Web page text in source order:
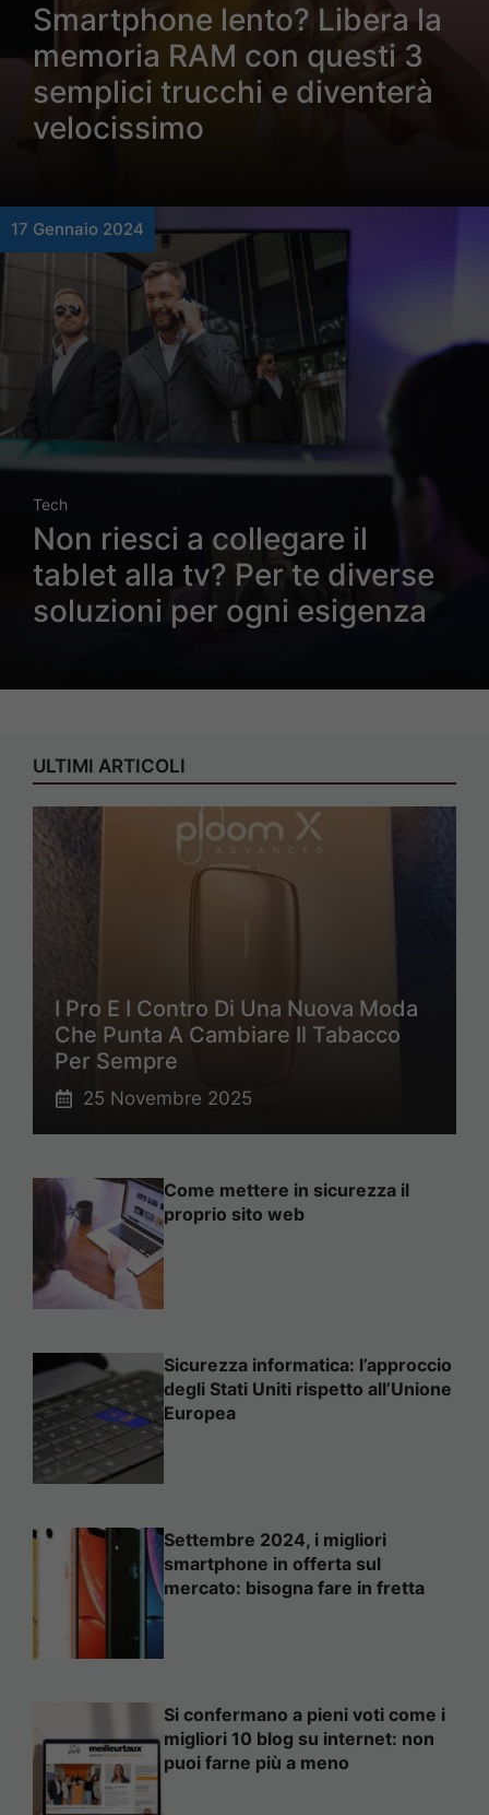
Smartphone lento? Libera la
memoria RAM con questi 3
semplici trucchi e diventerà
velocissimo
17 Gennaio 2024
Tech
Non riesci a collegare il
tablet alla tv? Per te diverse
soluzioni per ogni esigenza
ULTIMI ARTICOLI
I Pro E I Contro Di Una Nuova Moda
Che Punta A Cambiare Il Tabacco
Per Sempre
25 Novembre 2025
Come mettere in sicurezza il
proprio sito web
Sicurezza informatica: l’approccio
degli Stati Uniti rispetto all’Unione
Europea
Settembre 2024, i migliori
smartphone in offerta sul
mercato: bisogna fare in fretta
Si confermano a pieni voti come i
migliori 10 blog su internet: non
puoi farne più a meno